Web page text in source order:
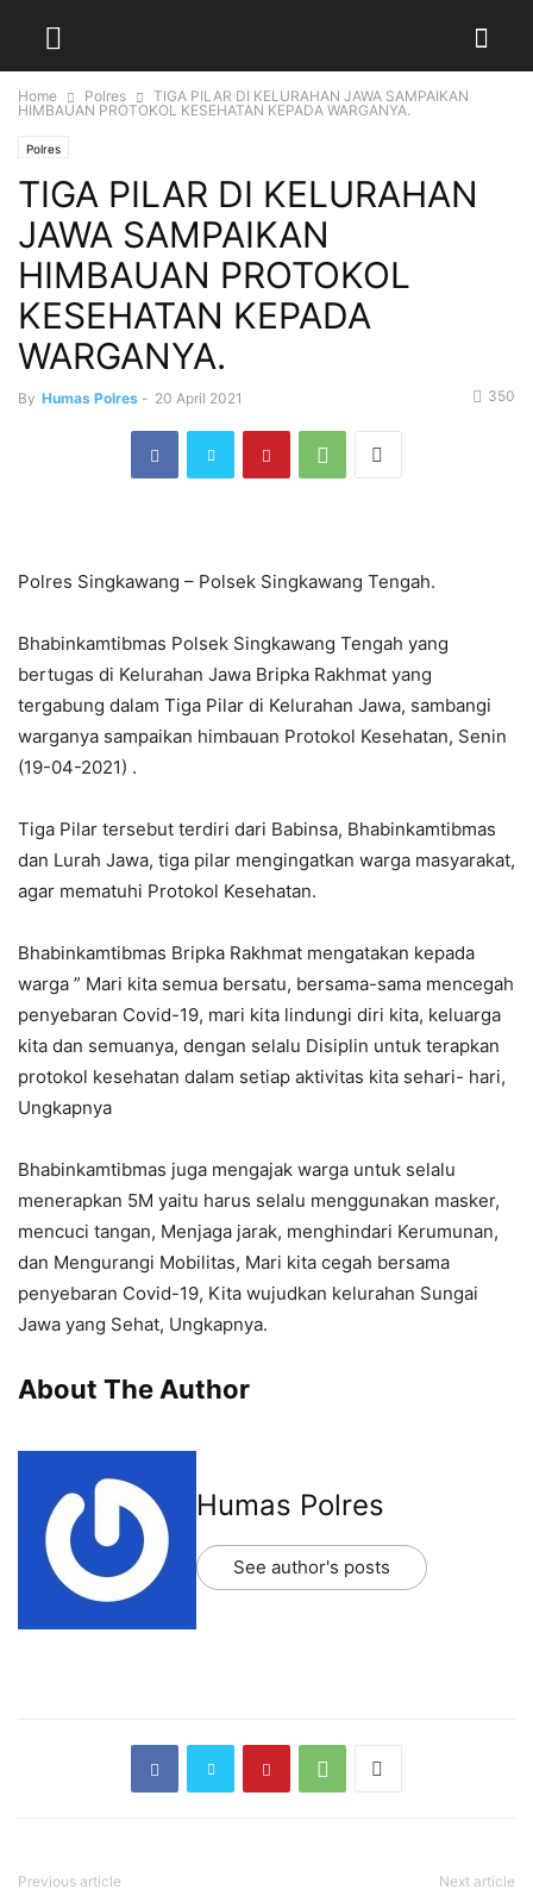
Home Polres
TIGA PILAR DI KELURAHAN JAWA SAMPAIKAN
HIMBAUAN PROTOKOL KESEHATAN KEPADA WARGANYA.
Polres
TIGA PILAR DI KELURAHAN
JAWA SAMPAIKAN
HIMBAUAN PROTOKOL
KESEHATAN KEPADA
WARGANYA.
By Humas Polres - 20 April 2021 350
Polres Singkawang – Polsek Singkawang Tengah.
Bhabinkamtibmas Polsek Singkawang Tengah yang
bertugas di Kelurahan Jawa Bripka Rakhmat yang
tergabung dalam Tiga Pilar di Kelurahan Jawa, sambangi
warganya sampaikan himbauan Protokol Kesehatan, Senin
(19-04-2021) .
Tiga Pilar tersebut terdiri dari Babinsa, Bhabinkamtibmas
dan Lurah Jawa, tiga pilar mengingatkan warga masyarakat,
agar mematuhi Protokol Kesehatan.
Bhabinkamtibmas Bripka Rakhmat mengatakan kepada
warga ” Mari kita semua bersatu, bersama-sama mencegah
penyebaran Covid-19, mari kita lindungi diri kita, keluarga
kita dan semuanya, dengan selalu Disiplin untuk terapkan
protokol kesehatan dalam setiap aktivitas kita sehari- hari,
Ungkapnya
Bhabinkamtibmas juga mengajak warga untuk selalu
menerapkan 5M yaitu harus selalu menggunakan masker,
mencuci tangan, Menjaga jarak, menghindari Kerumunan,
dan Mengurangi Mobilitas, Mari kita cegah bersama
penyebaran Covid-19, Kita wujudkan kelurahan Sungai
Jawa yang Sehat, Ungkapnya.
About The Author
Humas Polres
See author's posts
Previous article Next article